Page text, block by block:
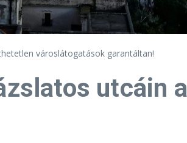
városlátogatások garantáltan!
utcáin